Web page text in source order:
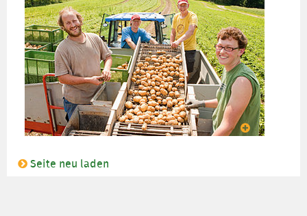
Seite neu laden